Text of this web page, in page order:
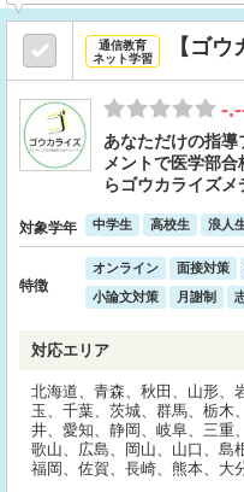
通信教育
ネット学習
【ゴウ
-
あなただけの指
メントで医学部
らゴウカライズメ
対象学年 中学生 高校生 浪人
特徴
オンライン 面接対策
小論文対策
月謝制
対応エリア
北海道、青森、秋田、山形、
玉、千葉、茨城、群馬、栃木
井、愛知、静岡、岐阜、三重
歌山、広島、岡山、山口、島
福岡、佐賀、長崎、熊本、大